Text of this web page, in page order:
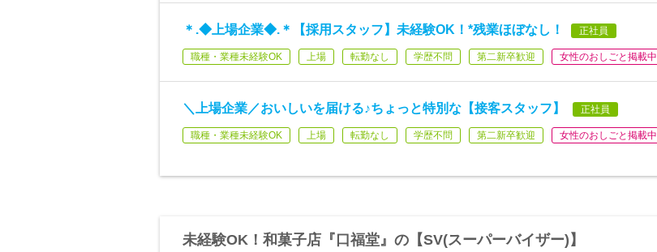
＊.◆上場企業◆.＊【採用スタッフ】未経験OK！*残業ほぼなし！ 正社員
職種・業種未経験OK 上場 転勤なし 学歴不問 第二新卒歓迎 女性のおしごと掲載中
＼上場企業／おいしいを届ける♪ちょっと特別な【接客スタッフ】 正社員
職種・業種未経験OK 上場 転勤なし 学歴不問 第二新卒歓迎 女性のおしごと掲載中
未経験OK！和菓子店『口福堂』の【SV(スーパーバイザー)】